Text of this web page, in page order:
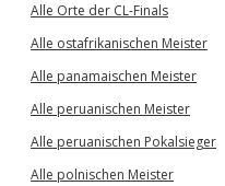
Alle Orte der CL-Finals
Alle ostafrikanischen Meister
Alle panamaischen Meister
Alle peruanischen Meister
Alle peruanischen Pokalsieger
Alle polnischen Meister